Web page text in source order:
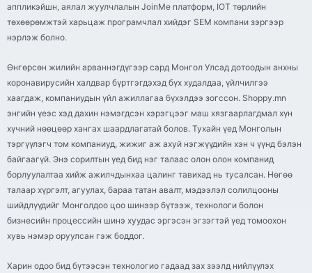
аппликэйшн, аялал жуулчлалын JoinMe платформ, IOT төрлийн
төхөөрөмжтэй харьцаж програмчлал хийдэг SEM компани зэргээр
нэрлэж болно.
Өнгөрсөн жилийн арваннэгдүгээр сард Монгол Улсад дотоодын анхны
коронавирусийн халдвар бүртгэгдэхэд бүх худалдаа, үйлчилгээ
хаагдаж, компаниудын үйл ажиллагаа бүхэлдээ зогссон. Shoppy.mn
энгийн үеэс хэд дахин нэмэгдсэн хэрэгцээг маш хязгаарлагдмал хүн
хүчний нөөцөөр хангах шаардлагатай болов. Тухайн үед Монголын
тэргүүлэгч том компаниуд, жижиг аж ахуй нэгжүүдийн хэн ч үүнд бэлэн
байгаагүй. Энэ сорилтын үед бид нэг талаас олон олон компанид
борлуулалтаа хийж ажилчдынхаа цалинг тавихад нь тусалсан. Нөгөө
талаар хүргэлт, агуулах, бараа татан авалт, мэдээлэл солилцооны
шийдлүүдийг Монголдоо цоо шинээр бүтээж, технологи болон
бизнесийн процессийн шинэ хуудас эргэсэн эгзэгтэй үед томоохон
хувь нэмэр оруулсан гэж боддог.
Харин одоо бид бүтээсэн технологио гадаад зах зээлд нийлүүлэх